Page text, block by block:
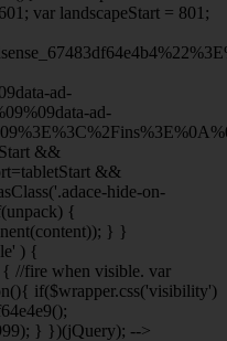
var landscapeStart = 801;
ad-
ad-
&&
=tabletStart &&
hide-on-
{
} }
) {
{ //fire when visible. var
if($wrapper.css('visibility')
} })(jQuery); -->